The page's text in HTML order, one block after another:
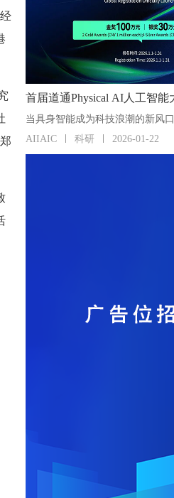
首届道通Physical AI人工智
AIIAIC 科研 2026-01-22